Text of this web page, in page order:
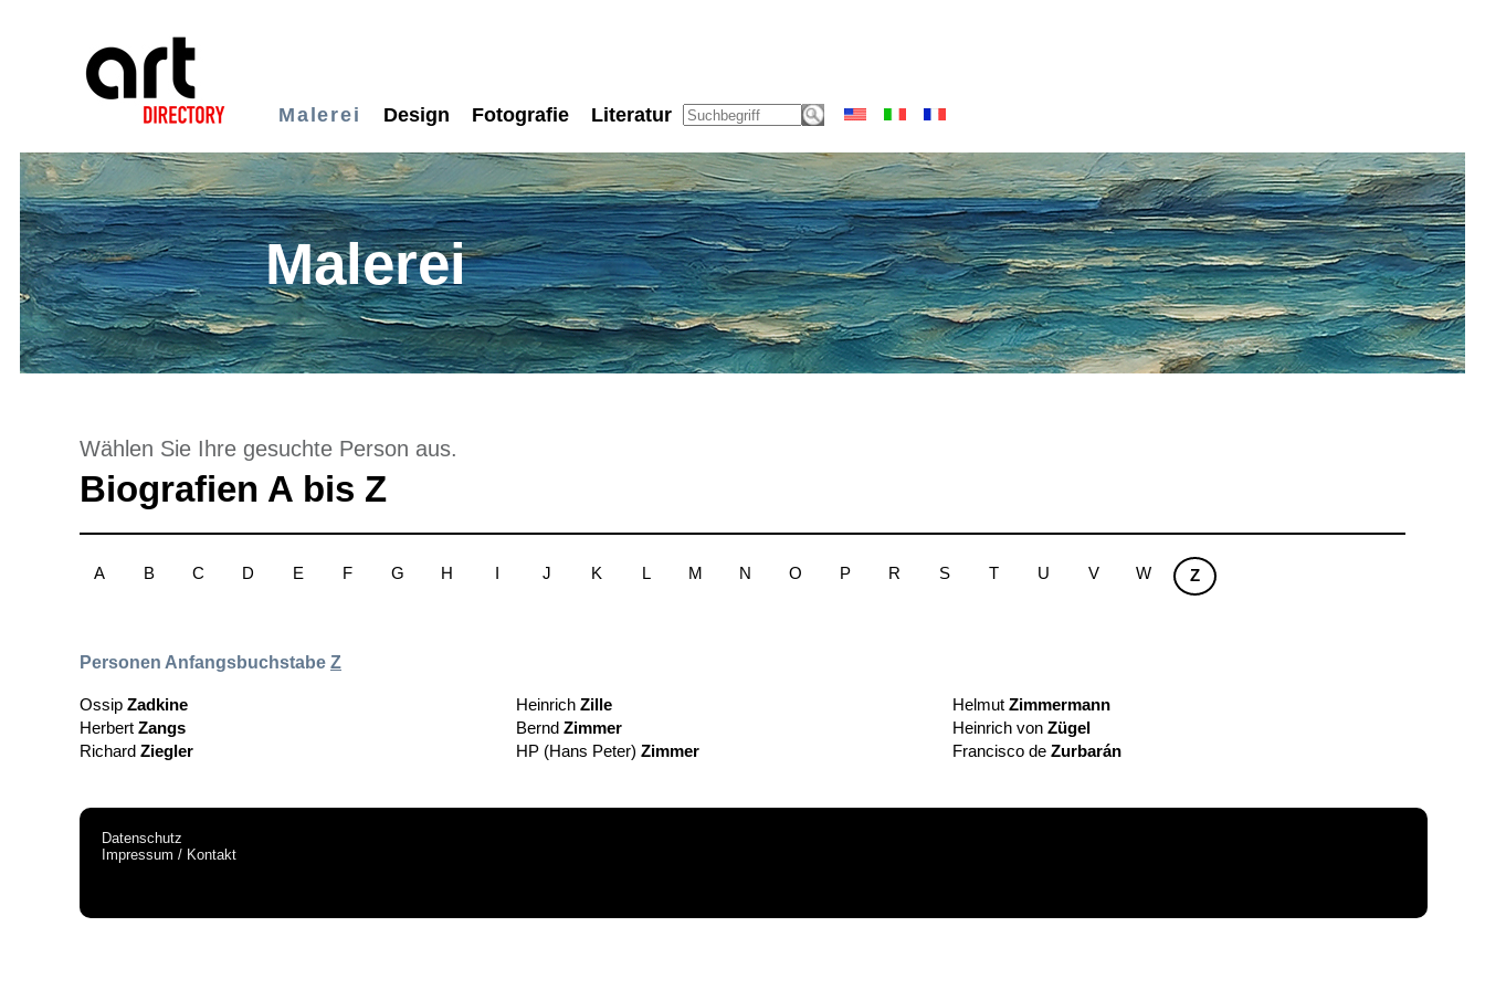
Malerei Design Fotografie Literatur
Malerei
Wählen Sie Ihre gesuchte Person aus.
Biografien A bis Z
A B C D E F G H I J K L M N O P R S T U V W Z
Personen Anfangsbuchstabe Z
Ossip Zadkine
Herbert Zangs
Richard Ziegler
HeinrichZille
BerndZimmer
HP (Hans Peter)Zimmer
HelmutZimmermann
Heinrich vonZügel
Francisco deZurbarán
Datenschutz
Impressum / Kontakt